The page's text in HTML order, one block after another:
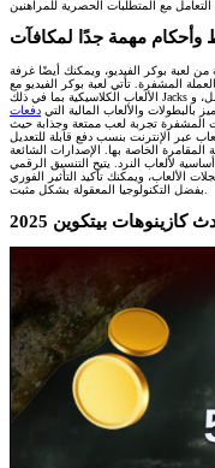
لعبة بوكر الفيديو، ويمكنك أيضًا غرفة
المشفرة. تأتي لعبة بوكر الفيديو مع
الألعاب الكلاسيكية بما في ذلك Jacks وإلا أفضل، وDeuces Nuts، وAces and you Faces، عندما تكون في
بالبطولات والألعاب المالية التي
المشفرة تجربة لعب ممتعة وجذابة حيث
عبر الإنترنت بنسب دفع قابلة للتعديل
الخاصة بها. الإصدارات الشائعة
لألعاب النرد. يتيح التنسيق الرقمي
الألعاب، ويمكنك تأكيد التأثير الفوري
كازينوهات بيتكوين 2025